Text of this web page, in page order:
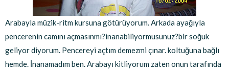
Arabayla müzik-ritm kursuna götürüyorum. Arkada ayağıyla
pencerenin camını açmasınmı?inanabiliyormusunuz?bir soğuk
geliyor diyorum. Pencereyi açtım demezmi çınar. koltuğuna bağlı
hemde. İnanamadım ben. Arabayı kitliyorum zaten onun tarafında